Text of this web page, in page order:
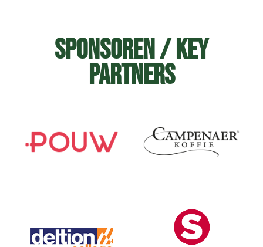
Sponsoren / Key
Partners